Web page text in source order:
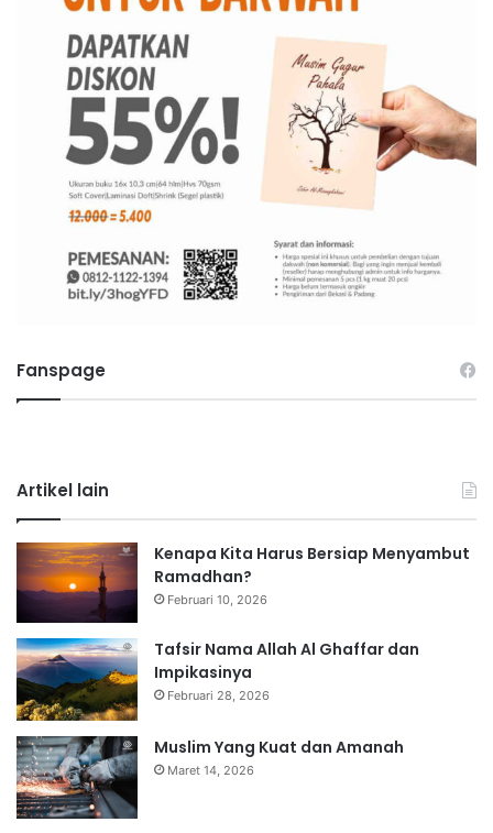
Fanspage
Artikel lain
Kenapa Kita Harus Bersiap Menyambut
Ramadhan?
Februari 10, 2026
Tafsir Nama Allah Al Ghaffar dan
Impikasinya
Februari 28, 2026
Muslim Yang Kuat dan Amanah
Maret 14, 2026